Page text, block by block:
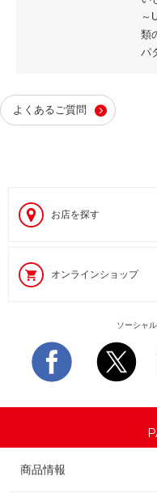
よくあるご質問
～
類
パ
お店を探す
オンラインショップ
ソーシャ
商品情報
商品情報一覧